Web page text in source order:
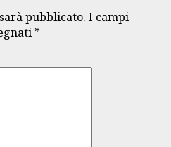
pubblicato. I campi
*